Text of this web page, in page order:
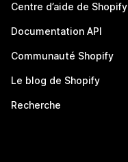
Centre d’aide de Shopify
Documentation API
Communauté Shopify
Le blog de Shopify
Recherche